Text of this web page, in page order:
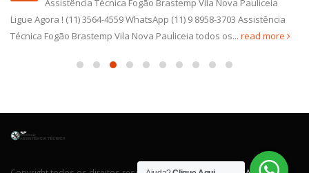
Assistência Técnica Fogão Brastemp Vila Nova Pauliceia
Ligue Agora ! (11) 3564-4559 WhatsApp (11) 9 8958-3703 Assistência
Técnica Fogão Brastemp Vila Nova Pauliceia todos os... read more